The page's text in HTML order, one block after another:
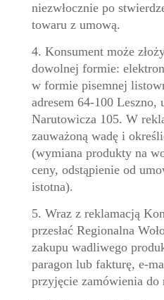
niezwłocznie po
towaru z umową.
4. Konsument może
dowolnej formie:
w formie pisemnej
adresem 64-100 Leszno,
Narutowicza 105. W
zauważoną wadę i
(wymiana produkty na
ceny, odstąpienie od
istotna).
5. Wraz z reklamacją
przesłać Regionalna
zakupu wadliwego
paragon lub fakturę, e-
przyjęcie zamówienia do